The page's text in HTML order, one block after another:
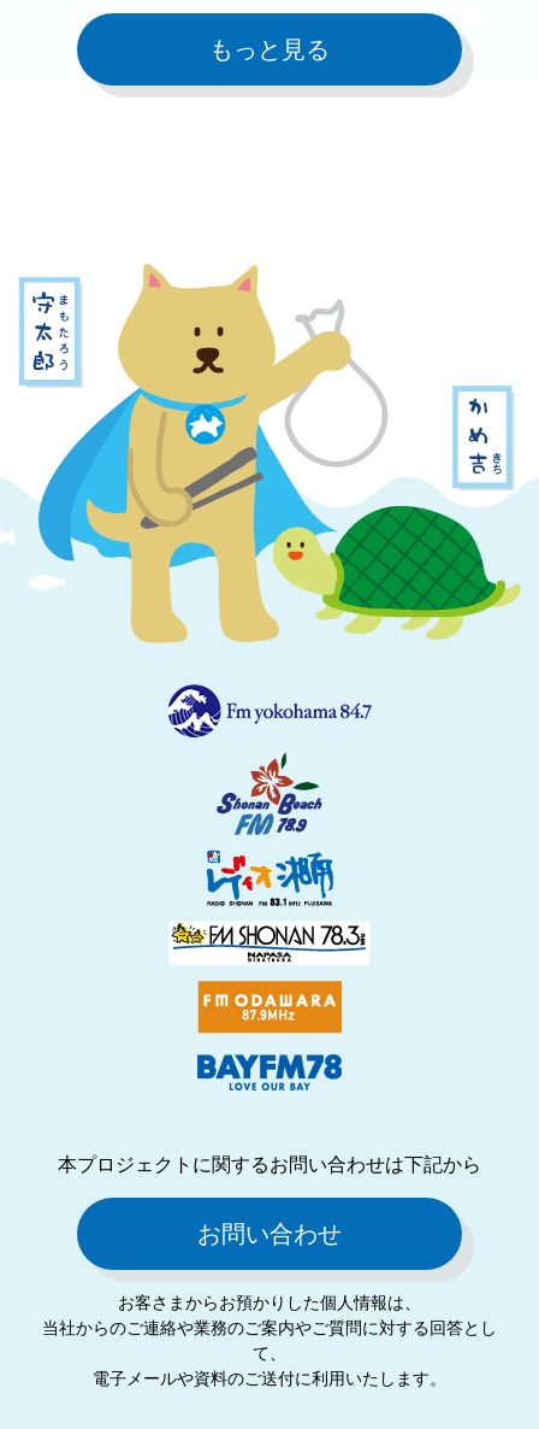
もっと見る
本プロジェクトに関するお問い合わせは下記から
お問い合わせ
お客さまからお預かりした個⼈情報は、
当社からのご連絡や業務のご案内やご質問に対する回答とし
て、
電⼦メールや資料のご送付に利⽤いたします。